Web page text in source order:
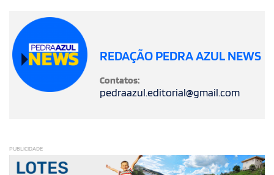
REDAÇÃO PEDRA AZUL NEWS
Contatos:
pedraazul.editorial@gmail.com
PUBLICIDADE